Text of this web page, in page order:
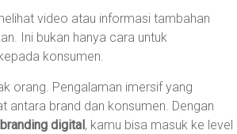
video atau informasi tambahan
Ini bukan hanya cara untuk
konsumen.
orang. Pengalaman imersif yang
antara brand dan konsumen. Dengan
branding digital, kamu bisa masuk ke level